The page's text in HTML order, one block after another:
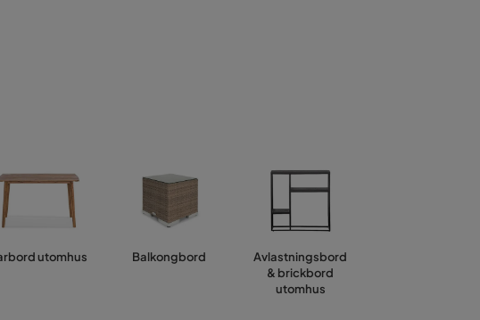
utomhus Balkongbord
Avlastningsbord
& brickbord
utomhus